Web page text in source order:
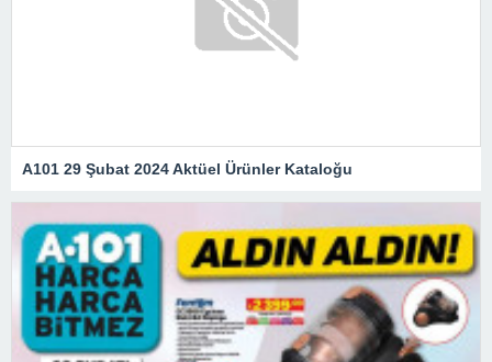
A101 29 Şubat 2024 Aktüel Ürünler Kataloğu